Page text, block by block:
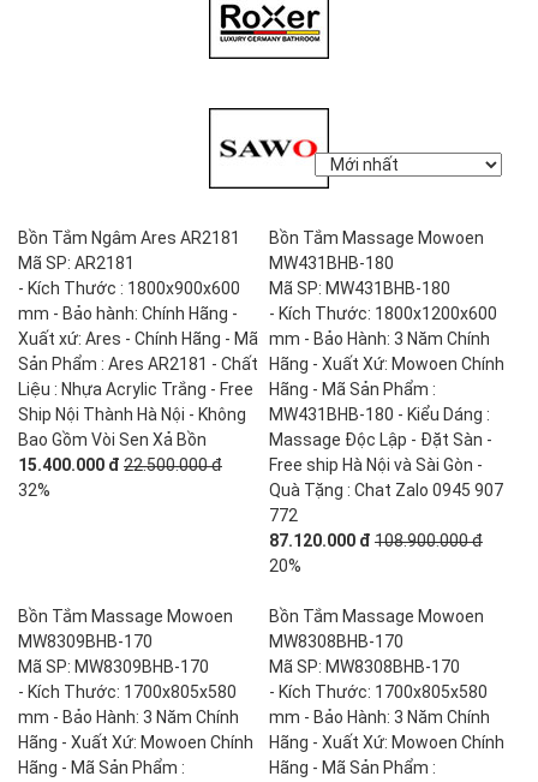
Bồn Tắm Ngâm Ares AR2181
Mã SP: AR2181
- Kích Thước : 1800x900x600
mm - Bảo hành: Chính Hãng -
Xuất xứ: Ares - Chính Hãng - Mã
Sản Phẩm : Ares AR2181 - Chất
Liệu : Nhựa Acrylic Trắng - Free
Ship Nội Thành Hà Nội - Không
Bao Gồm Vòi Sen Xả Bồn
15.400.000 đ 22.500.000 đ
32%
Bồn Tắm Massage Mowoen
MW431BHB-180
Mã SP: MW431BHB-180
- Kích Thước: 1800x1200x600
mm - Bảo Hành: 3 Năm Chính
Hãng - Xuất Xứ: Mowoen Chính
Hãng - Mã Sản Phẩm :
MW431BHB-180 - Kiểu Dáng :
Massage Độc Lập - Đặt Sàn -
Free ship Hà Nội và Sài Gòn -
Quà Tặng : Chat Zalo 0945 907
772
87.120.000 đ 108.900.000 đ
20%
Bồn Tắm Massage Mowoen
MW8309BHB-170
Mã SP: MW8309BHB-170
- Kích Thước: 1700x805x580
mm - Bảo Hành: 3 Năm Chính
Hãng - Xuất Xứ: Mowoen Chính
Hãng - Mã Sản Phẩm :
Bồn Tắm Massage Mowoen
MW8308BHB-170
Mã SP: MW8308BHB-170
- Kích Thước: 1700x805x580
mm - Bảo Hành: 3 Năm Chính
Hãng - Xuất Xứ: Mowoen Chính
Hãng - Mã Sản Phẩm :